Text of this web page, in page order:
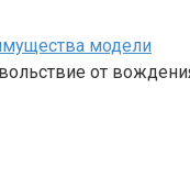
модели
от